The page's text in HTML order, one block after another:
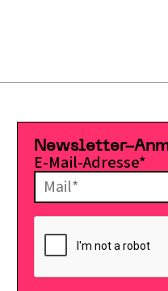
Newsletter-
E-Mail-Adresse*